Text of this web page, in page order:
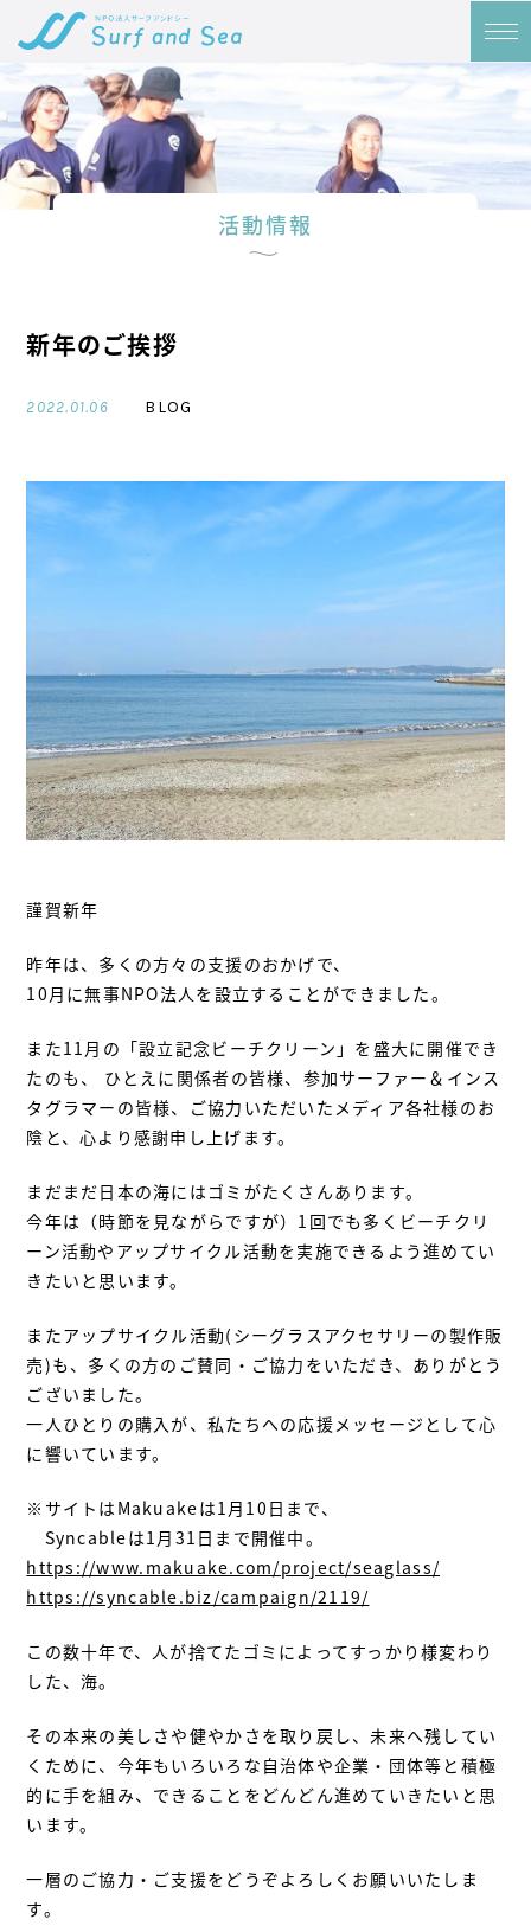
活動情報
新年のご挨拶
2022.01.06 BLOG
謹賀新年
昨年は、多くの方々の支援のおかげで、
10月に無事NPO法人を設立することができました。
また11月の「設立記念ビーチクリーン」を盛大に開催でき
たのも、 ひとえに関係者の皆様、参加サーファー＆インス
タグラマーの皆様、ご協力いただいたメディア各社様のお
陰と、心より感謝申し上げます。
まだまだ日本の海にはゴミがたくさんあります。
今年は（時節を見ながらですが）1回でも多くビーチクリ
ーン活動やアップサイクル活動を実施できるよう進めてい
きたいと思います。
またアップサイクル活動(シーグラスアクセサリーの製作販
売)も、多くの方のご賛同・ご協力をいただき、ありがとう
ございました。
一人ひとりの購入が、私たちへの応援メッセージとして心
に響いています。
※サイトはMakuakeは1月10日まで、
Syncableは1月31日まで開催中。
https://www.makuake.com/project/seaglass/
https://syncable.biz/campaign/2119/
この数十年で、人が捨てたゴミによってすっかり様変わり
した、海。
その本来の美しさや健やかさを取り戻し、未来へ残してい
くために、今年もいろいろな自治体や企業・団体等と積極
的に手を組み、できることをどんどん進めていきたいと思
います。
一層のご協力・ご支援をどうぞよろしくお願いいたしま
す。